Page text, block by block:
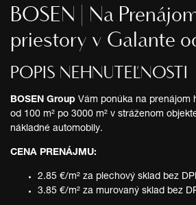
BOSEN | Na
priestory v Galante
POPIS NEHNUTEĽNOSTI
BOSEN Group Vám ponúka na prenájom
od 100 m² po 3000 m² v stráženom
nákladné automobily.
CENA PRENÁJMU:
2.85 €/m² za plechový sklad bez
3.85 €/m² za murovaný sklad bez